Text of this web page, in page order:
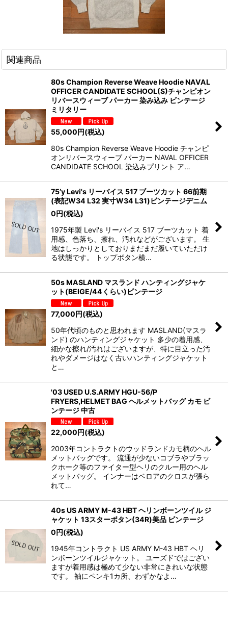
関連商品
80s Champion Reverse Weave Hoodie NAVAL
OFFICER CANDIDATE SCHOOL(S)チャンピオン
リバースウィーブ パーカー 染み込み ビンテージ
ミリタリー
55,000円(税込)
80s Champion Reverse Weave Hoodie チャンピ
オンリバースウィーブ パーカー NAVAL OFFICER
CANDIDATE SCHOOL 染込みプリント ア…
75’y Levi's リーバイス 517 ブーツカット 66前期
(表記W34 L32 実寸W34 L31)ビンテージデニム
0円(税込)
1975年製 Levi's リーバイス 517 ブーツカット 着
用感、色落ち、擦れ、汚れなどがございます。 生
地はしっかりとしておりまだまだ履いていただけ
る状態です。 トップボタン横…
50s MASLAND マスランド ハンティングジャケ
ット(BEIGE/44くらい)ビンテージ
77,000円(税込)
50年代頃のものと思われます MASLAND(マスラ
ンド) のハンティングジャケット 多少の着用感、
細かな擦れ/汚れはございますが、特に目立った汚
れやダメージはなく古いハンティングジャケット
と…
'03 USED U.S.ARMY HGU-56/P
FRYERS,HELMET BAG ヘルメットバッグ カモ ビ
ンテージ 中古
22,000円(税込)
2003年コントラクトのウッドランドカモ柄のヘル
メットバッグです。 流通が少ないコブラやブラッ
クホーク等のファイター型ヘリのクルー用のヘル
メットバッグ。 インナーはベロアのクロスが張ら
れて…
40s US ARMY M-43 HBT ヘリンボーンツイル ジ
ャケット 13スターボタン(34R)美品 ビンテージ
0円(税込)
1945年コントラクト US ARMY M-43 HBT ヘリ
ンボーンツイルジャケット。 ユーズドではござい
ますが着用感は極めて少ない非常にきれいな状態
です。 袖にペンキ1カ所、わずかなよ…